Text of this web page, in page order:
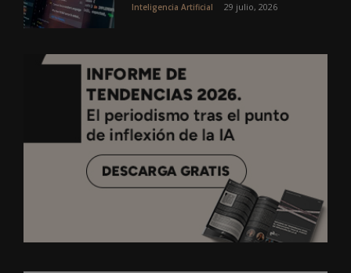
Inteligencia Artificial 29 julio, 2026